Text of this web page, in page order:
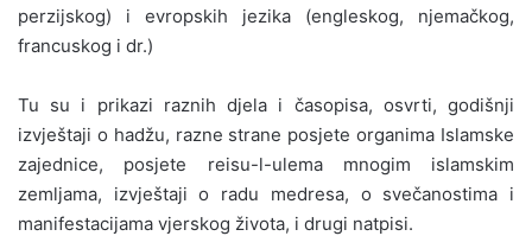
perzijskog) i evropskih jezika (engleskog, njemačkog,
francuskog i dr.)
Tu su i prikazi raznih djela i časopisa, osvrti, godišnji
izvještaji o hadžu, razne strane posjete organima Islamske
zajednice, posjete reisu-l-ulema mnogim islamskim
zemljama, izvještaji o radu medresa, o svečanostima i
manifestacijama vjerskog života, i drugi natpisi.